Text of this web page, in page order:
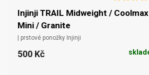
Injinji TRAIL Midweight /
Mini / Granite
| prstové ponožky Injinji
500 Kč